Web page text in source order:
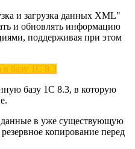
и загрузка данных XML"
и обновлять информацию
поддерживая при этом
базу 1С 8.3
базу 1С 8.3, в которую
данные в уже существующую
копирование перед